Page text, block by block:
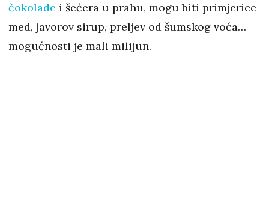
čokolade i šećera u prahu, mogu biti primjerice
med, javorov sirup, preljev od šumskog voća…
mogućnosti je mali milijun.